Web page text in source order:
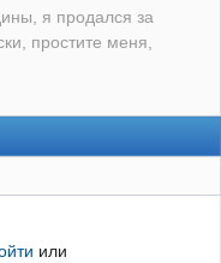
я продался за
простите меня,
или